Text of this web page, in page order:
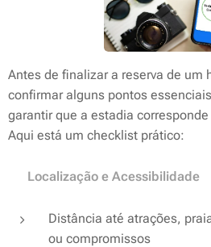
Antes de finalizar a reserva de um
confirmar alguns pontos
garantir que a estadia
Aqui está um checklist prático:
📍 Localização e Acessibilidade
Distância até atrações,
ou compromissos